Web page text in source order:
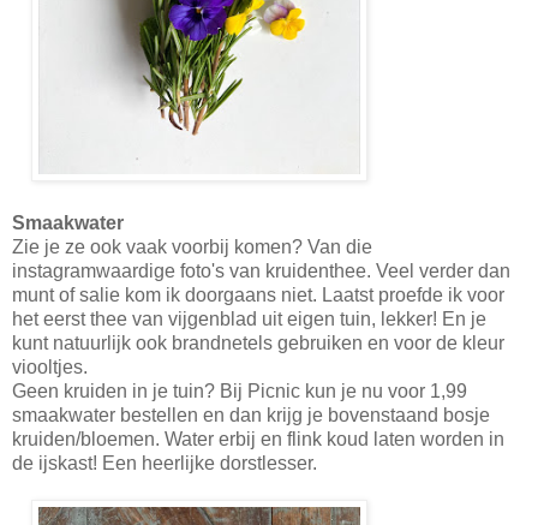
Smaakwater
Zie je ze ook vaak voorbij komen? Van die
instagramwaardige foto's van kruidenthee. Veel verder dan
munt of salie kom ik doorgaans niet. Laatst proefde ik voor
het eerst thee van vijgenblad uit eigen tuin, lekker! En je
kunt natuurlijk ook brandnetels gebruiken en voor de kleur
viooltjes.
Geen kruiden in je tuin? Bij Picnic kun je nu voor 1,99
smaakwater bestellen en dan krijg je bovenstaand bosje
kruiden/bloemen. Water erbij en flink koud laten worden in
de ijskast! Een heerlijke dorstlesser.